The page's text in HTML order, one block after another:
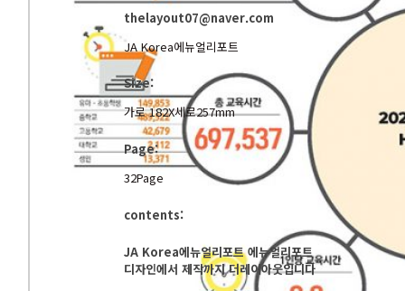
thelayout07@naver.com
JA Korea에뉴얼리포트
Size:
가로 182X세로257mm
Page:
32Page
contents:
JA Korea에뉴얼리포트 에뉴얼리포트
디자인에서 제작까지 더레이아웃입니다